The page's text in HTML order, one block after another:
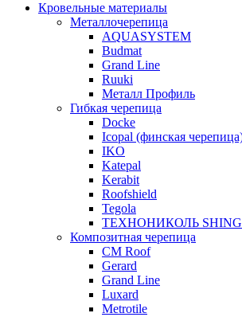
Кровельные материалы
Металлочерепица
AQUASYSTEM
Budmat
Grand Line
Ruuki
Металл Профиль
Гибкая черепица
Docke
Icopal (финская
IKO
Katepal
Kerabit
Roofshield
Tegola
ТЕХНОНИКОЛЬ
Композитная черепица
CM Roof
Gerard
Grand Line
Luxard
Metrotile